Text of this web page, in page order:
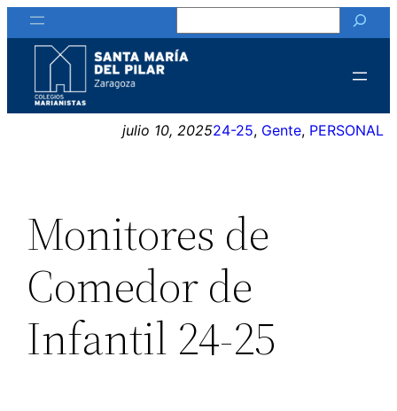
Saltar
al
contenido
julio 10, 202524-25, Gente, PERSONAL
Monitores de
Comedor de
Infantil 24-25